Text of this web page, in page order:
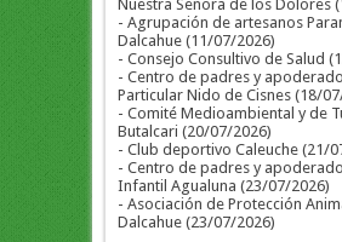
Nuestra Señora de los Dolores
- Agrupación de artesanos
Dalcahue (11/07/2026)
- Consejo Consultivo de Salud
- Centro de padres y
Particular Nido de Cisnes (18/
- Comité Medioambiental y de
Butalcari (20/07/2026)
- Club deportivo Caleuche (21/
- Centro de padres y
Infantil Agualuna (23/07/2026)
- Asociación de Protección
Dalcahue (23/07/2026)